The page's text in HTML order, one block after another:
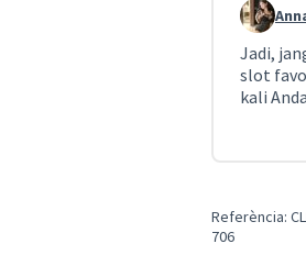
Jadi,
slot
kali
Referència:
706